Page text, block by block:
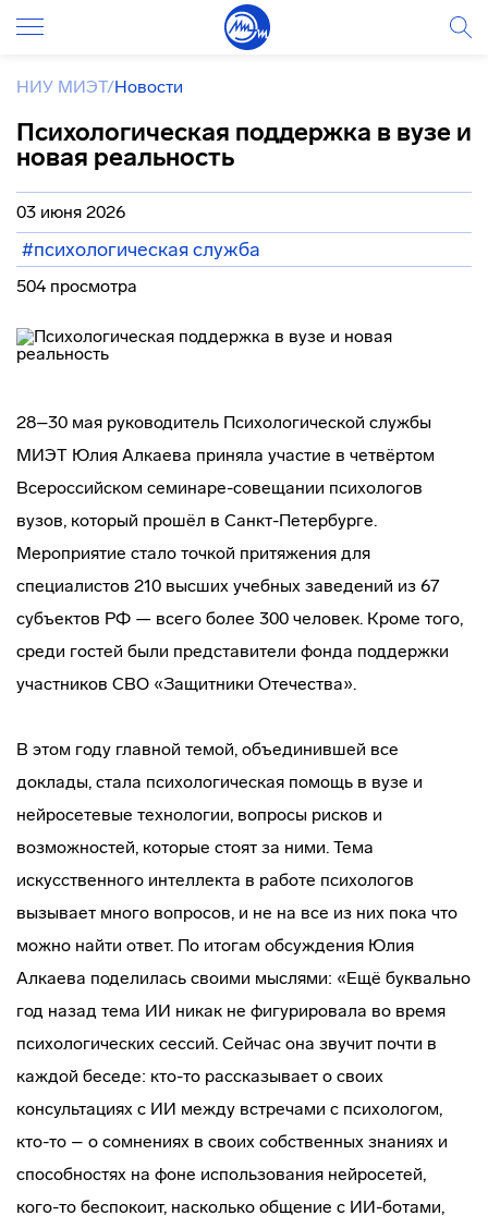
НИУ МИЭТ/Новости
Психологическая поддержка в вузе и
новая реальность
03 июня 2026
#психологическая служба
504 просмотра
28–30 мая руководитель Психологической службы
МИЭТ Юлия Алкаева приняла участие в четвёртом
Всероссийском семинаре-совещании психологов
вузов, который прошёл в Санкт-Петербурге.
Мероприятие стало точкой притяжения для
специалистов 210 высших учебных заведений из 67
субъектов РФ — всего более 300 человек. Кроме того,
среди гостей были представители фонда поддержки
участников СВО «Защитники Отечества».
В этом году главной темой, объединившей все
доклады, стала психологическая помощь в вузе и
нейросетевые технологии, вопросы рисков и
возможностей, которые стоят за ними. Тема
искусственного интеллекта в работе психологов
вызывает много вопросов, и не на все из них пока что
можно найти ответ. По итогам обсуждения Юлия
Алкаева поделилась своими мыслями: «Ещё буквально
год назад тема ИИ никак не фигурировала во время
психологических сессий. Сейчас она звучит почти в
каждой беседе: кто-то рассказывает о своих
консультациях с ИИ между встречами с психологом,
кто-то – о сомнениях в своих собственных знаниях и
способностях на фоне использования нейросетей,
кого-то беспокоит, насколько общение с ИИ-ботами,